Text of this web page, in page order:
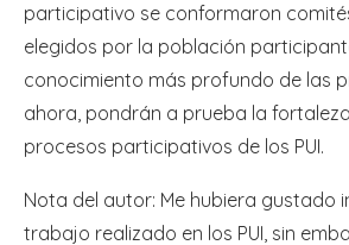
participativo se conformaron
elegidos por la población
conocimiento más profundo de las
ahora, pondrán a prueba la
procesos participativos de los PUI.
Nota del autor: Me hubiera gustado
trabajo realizado en los PUI, sin